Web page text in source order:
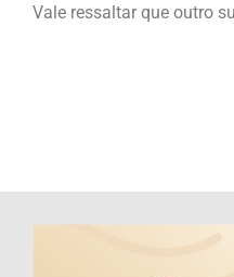
Vale ressaltar que outro